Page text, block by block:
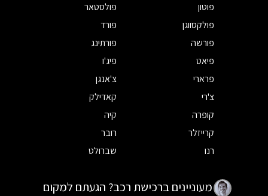
פוטון
פולסטאר
פולקסווגן
פורד
פורשה
פורתינג
פיאט
פיג'ו
פרארי
צ'אנגן
צ'רי
קאדילק
קופרה
קיה
קרייזלר
רובר
רנו
שברולט
מעוניינים ברכישת רכב? הגעתם למקום